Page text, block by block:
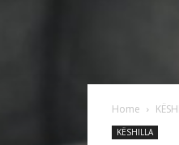
Home
KËSHILLA